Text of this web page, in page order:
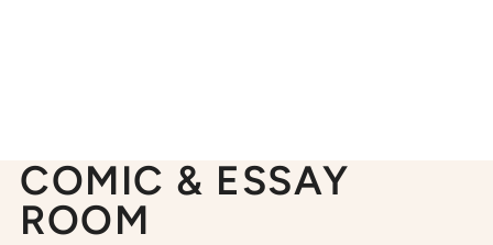
COMIC & ESSAY
ROOM